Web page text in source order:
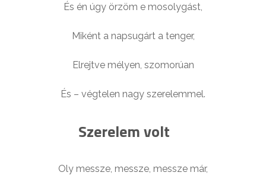
És én úgy örzöm e mosolygást,
Miként a napsugárt a tenger,
Elrejtve mélyen, szomorúan
És – végtelen nagy szerelemmel.
Szerelem volt
Oly messze, messze, messze már,